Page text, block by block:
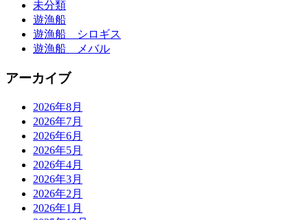
未分類
遊漁船
遊漁船 シロギス
遊漁船 メバル
アーカイブ
2026年8月
2026年7月
2026年6月
2026年5月
2026年4月
2026年3月
2026年2月
2026年1月